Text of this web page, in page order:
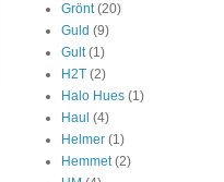
Grönt (20)
Guld (9)
Gult (1)
H2T (2)
Halo Hues (1)
Haul (4)
Helmer (1)
Hemmet (2)